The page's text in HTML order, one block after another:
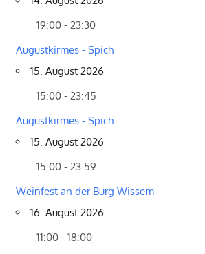
19:00 - 23:30
Augustkirmes - Spich
15. August 2026
15:00 - 23:45
Augustkirmes - Spich
15. August 2026
15:00 - 23:59
Weinfest an der Burg Wissem
16. August 2026
11:00 - 18:00